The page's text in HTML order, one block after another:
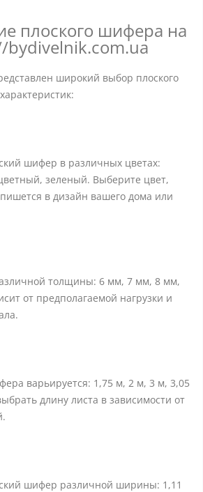
плоского шифера на
bydivelnik.com.ua
широкий выбор плоского
шифер в различных цветах:
зеленый. Выберите цвет,
в дизайн вашего дома или
толщины: 6 мм, 7 мм, 8 мм,
от предполагаемой нагрузки и
варьируется: 1,75 м, 2 м, 3 м, 3,05
длину листа в зависимости от
шифер различной ширины: 1,11